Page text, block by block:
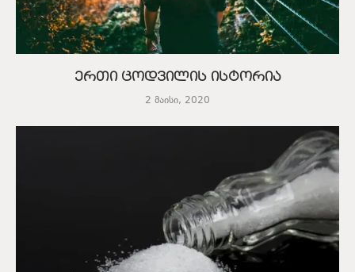
ერთი ცოდვილის ისტორია
2 მაისი, 2020